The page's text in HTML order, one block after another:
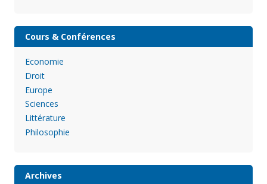
Cours & Conférences
Economie
Droit
Europe
Sciences
Littérature
Philosophie
Archives